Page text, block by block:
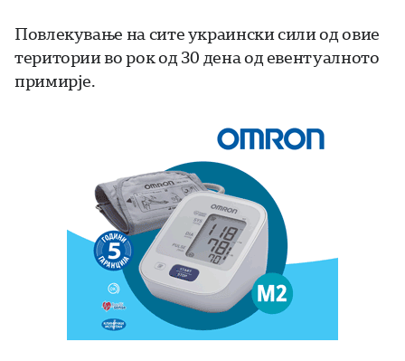
Повлекување на сите украински сили од овие
територии во рок од 30 дена од евентуалното
примирје.